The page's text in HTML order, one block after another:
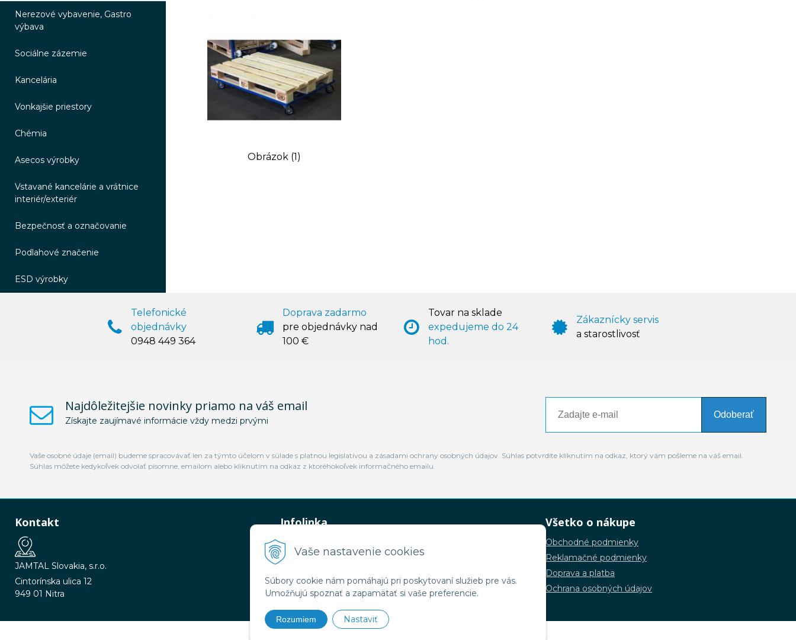
Vaše nastavenie cookies
Súbory cookie nám pomáhajú pri poskytovaní služieb pre vás.
Umožňujú spoznať a zapamätať si vaše preferencie.
Rozumiem Nastaviť
Nerezové vybavenie, Gastro
výbava
Sociálne zázemie
Kancelária
Vonkajšie priestory
Chémia
Asecos výrobky
Vstavané kancelárie a vrátnice
interiér/exteriér
Bezpečnosť a označovanie
Podlahové značenie
ESD výrobky
Obrázok (1)
Telefonické
objednávky
0948 449 364
Doprava zadarmo
pre objednávky nad
100 €
Tovar na sklade
expedujeme do 24
hod.
Zákaznícky servis
a starostlivosť
Najdôležitejšie novinky priamo na váš email
Získajte zaujímavé informácie vždy medzi prvými
Odoberať
Vaše osobné údaje (email) budeme spracovávať len za týmto účelom v súlade s platnou legislatívou a zásadami ochrany osobných údajov. Súhlas potvrdíte kliknutím na odkaz, ktorý vám pošleme na váš email.
Súhlas môžete kedykoľvek odvolať písomne, emailom alebo kliknutím na odkaz z ktoréhokoľvek informačného emailu.
Kontakt
JAMTAL Slovakia, s.r.o.
Cintorínska ulica 12
949 01 Nitra
Infolinka
0948 449 364
predaj@jamtal.sk
Všetko o nákupe
Obchodné podmienky
Reklamačné podmienky
Doprava a platba
Ochrana osobných údajov